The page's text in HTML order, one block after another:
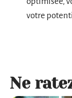
votre
Ne